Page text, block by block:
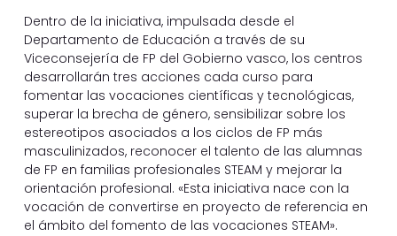
Dentro de la iniciativa, impulsada desde el
Departamento de Educación a través de su
Viceconsejería de FP del Gobierno vasco, los centros
desarrollarán tres acciones cada curso para
fomentar las vocaciones científicas y tecnológicas,
superar la brecha de género, sensibilizar sobre los
estereotipos asociados a los ciclos de FP más
masculinizados, reconocer el talento de las alumnas
de FP en familias profesionales STEAM y mejorar la
orientación profesional. «Esta iniciativa nace con la
vocación de convertirse en proyecto de referencia en
el ámbito del fomento de las vocaciones STEAM».